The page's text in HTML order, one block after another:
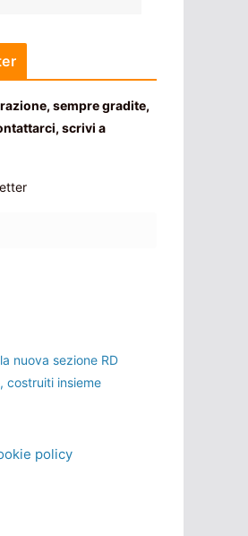
sempre gradite,
scrivi a
nuova sezione RD
costruiti insieme
policy